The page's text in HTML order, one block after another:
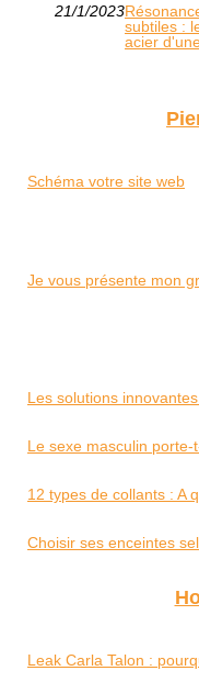
21/1/2023
subtiles :
acier
Schéma votre site web
Je vous présente mon
Les solutions
Le sexe masculin porte-t-
12 types de collants : A
Choisir ses enceintes
Leak Carla Talon :